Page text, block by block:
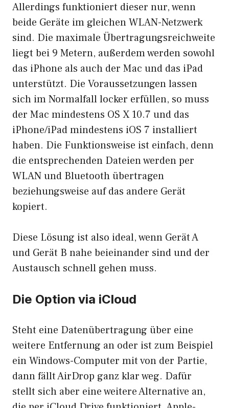
Allerdings funktioniert dieser nur, wenn
beide Geräte im gleichen WLAN-Netzwerk
sind. Die maximale Übertragungsreichweite
liegt bei 9 Metern, außerdem werden sowohl
das iPhone als auch der Mac und das iPad
unterstützt. Die Voraussetzungen lassen
sich im Normalfall locker erfüllen, so muss
der Mac mindestens OS X 10.7 und das
iPhone/iPad mindestens iOS 7 installiert
haben. Die Funktionsweise ist einfach, denn
die entsprechenden Dateien werden per
WLAN und Bluetooth übertragen
beziehungsweise auf das andere Gerät
kopiert.
Diese Lösung ist also ideal, wenn Gerät A
und Gerät B nahe beieinander sind und der
Austausch schnell gehen muss.
Die Option via iCloud
Steht eine Datenübertragung über eine
weitere Entfernung an oder ist zum Beispiel
ein Windows-Computer mit von der Partie,
dann fällt AirDrop ganz klar weg. Dafür
stellt sich aber eine weitere Alternative an,